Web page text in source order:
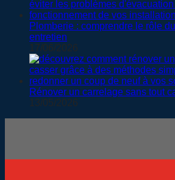
Plomberie : comprendre le rôle
entretien
17/06/2026
Rénover un carrelage sans tout
13/05/2026